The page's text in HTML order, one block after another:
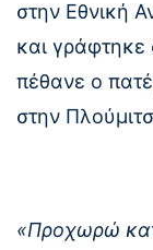
στην Εθνική
και γράφτηκε
πέθανε ο
στην
«Προχωρώ